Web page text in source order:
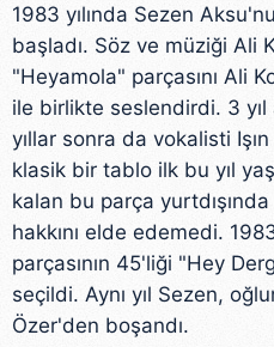
1983 yılında Sezen
başladı. Söz ve müziği Ali
"Heyamola" parçasını Ali
ile birlikte seslendirdi. 3
yıllar sonra da vokalisti
klasik bir tablo ilk bu yıl
kalan bu parça
hakkını elde edemedi.
parçasının 45'liği "Hey
seçildi. Aynı yıl Sezen,
Özer'den boşandı.